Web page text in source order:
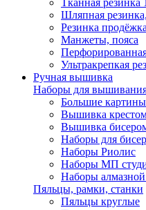
Тканная резинка
Шляпная
Резинка продёжка
Манжеты, пояса
Ультракрепкая
Ручная вышивка
Наборы для
Большие
Вышивка
Вышивка
Наборы для
Наборы Риолис
Наборы МП
Наборы
Пяльцы, рамки, станки
Пяльцы круглые